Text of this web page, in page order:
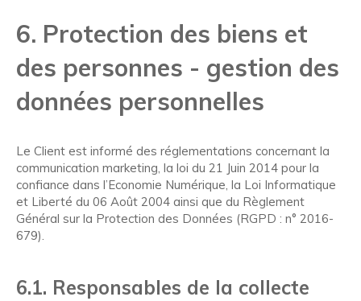
6. Protection des biens et
des personnes - gestion des
données personnelles
Le Client est informé des réglementations concernant la
communication marketing, la loi du 21 Juin 2014 pour la
confiance dans l’Economie Numérique, la Loi Informatique
et Liberté du 06 Août 2004 ainsi que du Règlement
Général sur la Protection des Données (RGPD : n° 2016-
679).
6.1. Responsables de la collecte